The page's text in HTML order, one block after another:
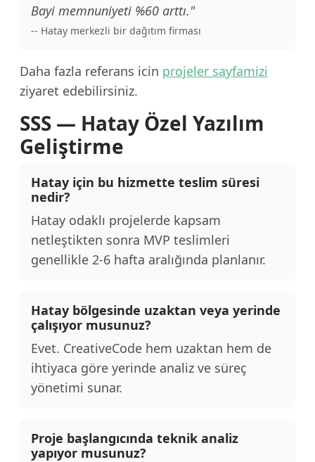
Bayi memnuniyeti %60 arttı."
-- Hatay merkezli bir dağıtım firması
Daha fazla referans icin projeler sayfamizi
ziyaret edebilirsiniz.
SSS — Hatay Özel Yazılım
Geliştirme
Hatay için bu hizmette teslim süresi
nedir?
Hatay odaklı projelerde kapsam
netleştikten sonra MVP teslimleri
genellikle 2-6 hafta aralığında planlanır.
Hatay bölgesinde uzaktan veya yerinde
çalışıyor musunuz?
Evet. CreativeCode hem uzaktan hem de
ihtiyaca göre yerinde analiz ve süreç
yönetimi sunar.
Proje başlangıcında teknik analiz
yapıyor musunuz?